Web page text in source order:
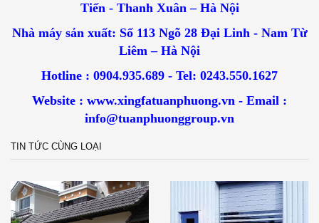
Tiến - Thanh Xuân – Hà Nội
Nhà máy sản xuất: Số 113 Ngõ 28 Đại Linh - Nam Từ
Liêm – Hà Nội
Hotline : 0904.935.689 - Tel: 0243.550.1627
Website : www.xingfatuanphuong.vn - Email :
info@tuanphuonggroup.vn
TIN TỨC CÙNG LOẠI